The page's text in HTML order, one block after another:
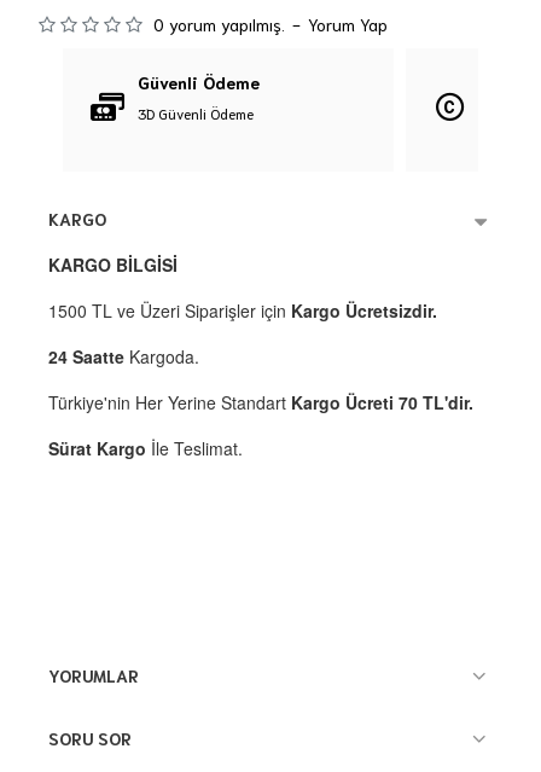
0 yorum yapılmış. - Yorum Yap
Güvenli Ödeme
3D Güvenli Ödeme
KARGO
KARGO BİLGİSİ
1500 TL ve Üzeri Siparişler için Kargo Ücretsizdir.
24 Saatte Kargoda.
Türkiye'nin Her Yerine Standart Kargo Ücreti 70 TL'dir.
Sürat Kargo İle Teslimat.
YORUMLAR
SORU SOR